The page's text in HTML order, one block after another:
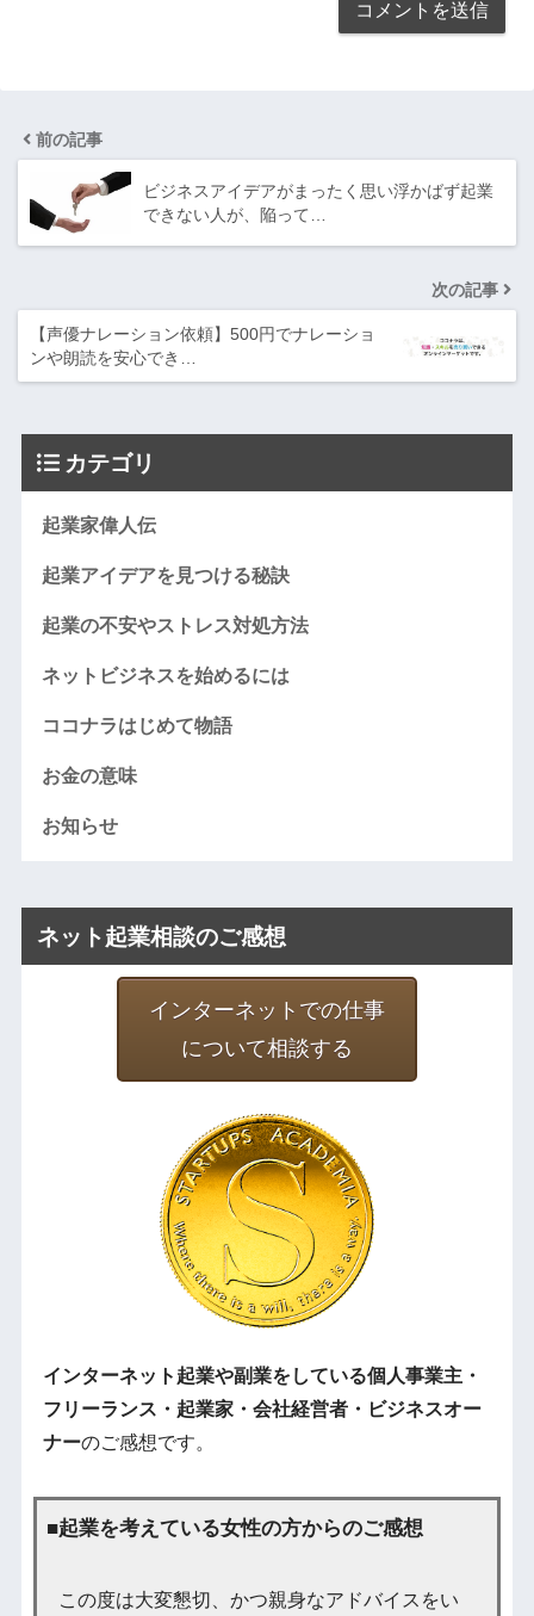
前の記事
ビジネスアイデアがまったく思い浮かばず起業
できない人が、陥って…
次の記事
【声優ナレーション依頼】500円でナレーショ
ンや朗読を安心でき…
カテゴリ
起業家偉人伝
起業アイデアを見つける秘訣
起業の不安やストレス対処方法
ネットビジネスを始めるには
ココナラはじめて物語
お金の意味
お知らせ
ネット起業相談のご感想
インターネットでの仕事
について相談する
インターネット起業や副業をしている個人事業主・
フリーランス・起業家・会社経営者・ビジネスオー
ナーのご感想です。
■起業を考えている女性の方からのご感想
この度は大変懇切、かつ親身なアドバイスをい